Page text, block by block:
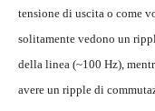
tensione di uscita o come
solitamente vedono un
della linea (~100 Hz),
avere un ripple di